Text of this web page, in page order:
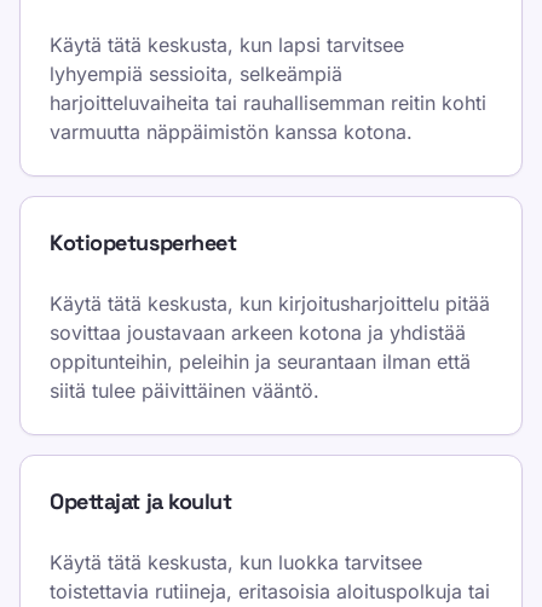
Käytä tätä keskusta, kun lapsi tarvitsee
lyhyempiä sessioita, selkeämpiä
harjoitteluvaiheita tai rauhallisemman reitin kohti
varmuutta näppäimistön kanssa kotona.
Kotiopetusperheet
Käytä tätä keskusta, kun kirjoitusharjoittelu pitää
sovittaa joustavaan arkeen kotona ja yhdistää
oppitunteihin, peleihin ja seurantaan ilman että
siitä tulee päivittäinen vääntö.
Opettajat ja koulut
Käytä tätä keskusta, kun luokka tarvitsee
toistettavia rutiineja, eritasoisia aloituspolkuja tai